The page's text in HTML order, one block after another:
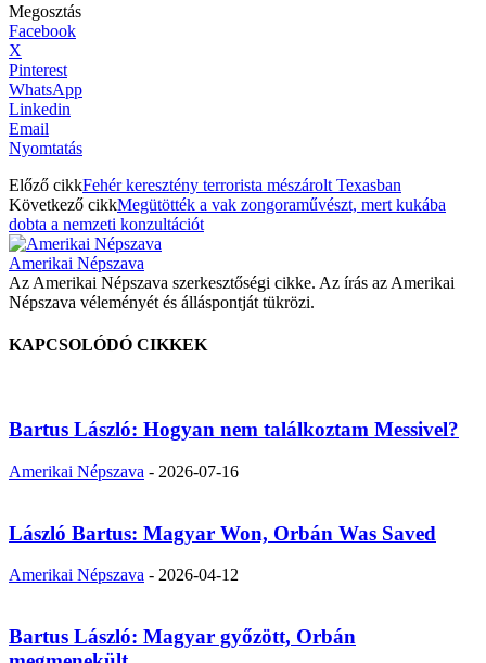
Megosztás
Facebook
X
Pinterest
WhatsApp
Linkedin
Email
Nyomtatás
Előző cikkFehér keresztény terrorista mészárolt Texasban
Következő cikkMegütötték a vak zongoraművészt, mert kukába
dobta a nemzeti konzultációt
Amerikai Népszava
Az Amerikai Népszava szerkesztőségi cikke. Az írás az Amerikai
Népszava véleményét és álláspontját tükrözi.
KAPCSOLÓDÓ CIKKEK
Bartus László: Hogyan nem találkoztam Messivel?
Amerikai Népszava - 2026-07-16
László Bartus: Magyar Won, Orbán Was Saved
Amerikai Népszava - 2026-04-12
Bartus László: Magyar győzött, Orbán